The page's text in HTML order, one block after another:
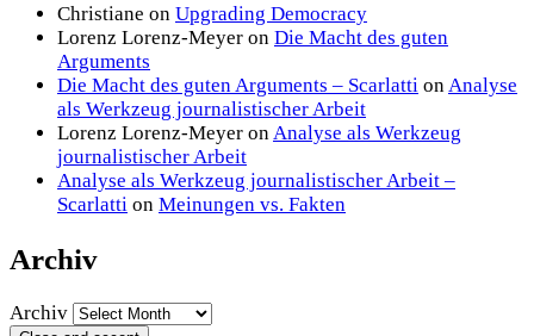
Christiane on Upgrading Democracy
Lorenz Lorenz-Meyer on Die Macht des guten
Arguments
Die Macht des guten Arguments – Scarlatti on Analyse
als Werkzeug journalistischer Arbeit
Lorenz Lorenz-Meyer on Analyse als Werkzeug
journalistischer Arbeit
Analyse als Werkzeug journalistischer Arbeit –
Scarlatti on Meinungen vs. Fakten
Archiv
Archiv